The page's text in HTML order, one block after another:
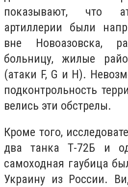
показывают, что
артиллерии были
вне Новоазовска,
больницу, жилые
(атаки F, G и H).
подконтрольность
велись эти обстрелы.
Кроме того,
два танка Т-72Б и
самоходная гаубица
Украину из России.